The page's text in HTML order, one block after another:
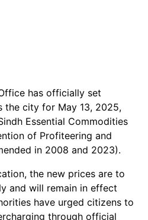
has officially set
the city for May 13, 2025,
Essential Commodities
of Profiteering and
in 2008 and 2023).
the new prices are to
and will remain in effect
have urged citizens to
through official